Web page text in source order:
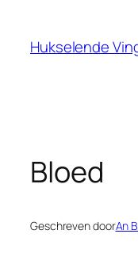
Hukselende
Bloed
Geschreven doorAn